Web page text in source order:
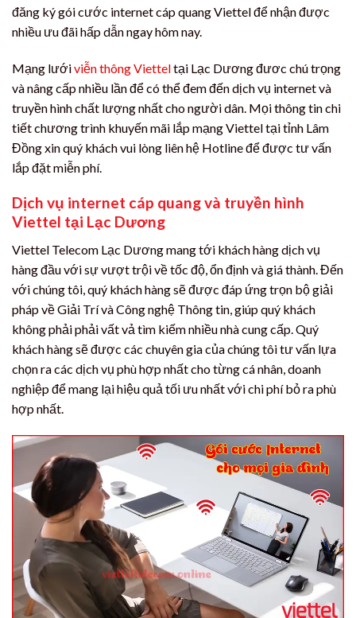
đăng ký gói cước internet cáp quang Viettel để nhận được
nhiều ưu đãi hấp dẫn ngay hôm nay.
Mạng lướiviễn thông Vietteltại Lạc Dương đươc chú trọng
và nâng cấp nhiều lần để có thể đem đến dịch vụ internet và
truyền hình chất lượng nhất cho người dân. Mọi thông tin chi
tiết chương trình khuyến mãi lắp mạng Viettel tại tỉnh Lâm
Đồng xin quý khách vui lòng liên hệ Hotline để được tư vấn
lắp đặt miễn phí.
Dịch vụ internet cáp quang và truyền hình
Viettel tại Lạc Dương
Viettel Telecom Lạc Dương mang tới khách hàng dịch vụ
hàng đầu với sự vượt trội về tốc độ, ổn định và giá thành. Đến
với chúng tôi, quý khách hàng sẽ được đáp ứng trọn bộ giải
pháp về Giải Trí và Công nghệ Thông tin, giúp quý khách
không phải phải vất vả tìm kiếm nhiều nhà cung cấp. Quý
khách hàng sẽ được các chuyên gia của chúng tôi tư vấn lựa
chọn ra các dịch vụ phù hợp nhất cho từng cá nhân, doanh
nghiệp để mang lại hiệu quả tối ưu nhất với chi phí bỏ ra phù
hợp nhất.